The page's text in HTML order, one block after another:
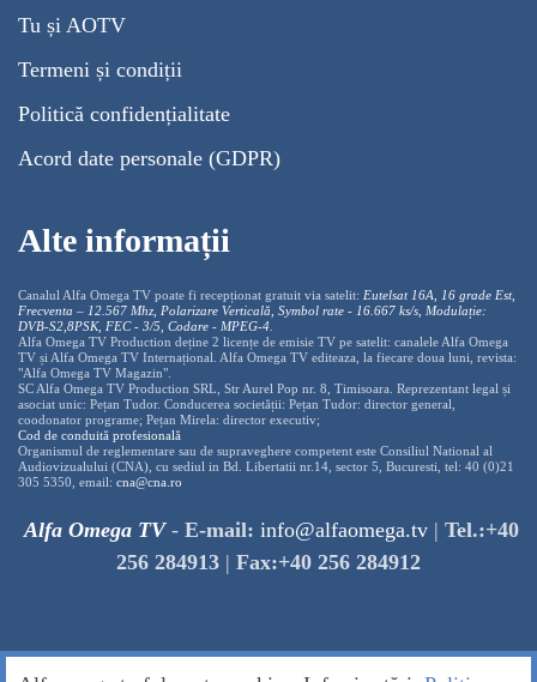
Tu și AOTV
Termeni și condiții
Politică confidențialitate
Acord date personale (GDPR)
Alte informații
Canalul Alfa Omega TV poate fi recepționat gratuit via satelit: Eutelsat 16A, 16 grade Est,
Frecventa – 12.567 Mhz, Polarizare Verticală, Symbol rate - 16.667 ks/s, Modulație:
DVB-S2,8PSK, FEC - 3/5, Codare - MPEG-4
Alfa Omega TV Production deține 2 licențe de emisie TV pe satelit: canalele Alfa Omega
TV și Alfa Omega TV Internațional. Alfa Omega TV editeaza, la fiecare doua luni, revista:
"Alfa Omega TV Magazin".
SC Alfa Omega TV Production SRL, Str Aurel Pop nr. 8, Timisoara. Reprezentant legal și
asociat unic: Pețan Tudor. Conducerea societății: Pețan Tudor: director general,
coodonator programe; Pețan Mirela: director executiv;
Cod de conduită profesională
Organismul de reglementare sau de supraveghere competent este Consiliul National al
Audiovizualului (CNA), cu sediul in Bd. Libertatii nr.14, sector 5, Bucuresti, tel: 40 (0)21
305 5350, email: cna@cna.ro
Alfa Omega TV- E-mail: info@alfaomega.tv | Tel.:+40
256 284913 | Fax:+40 256 284912